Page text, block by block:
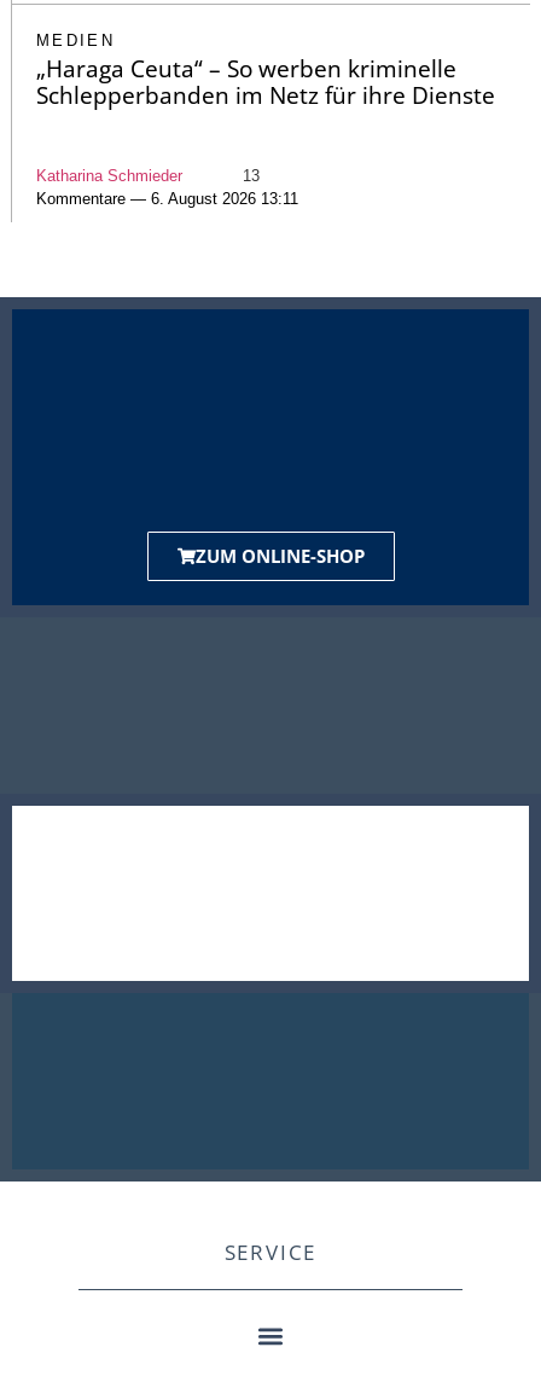
MEDIEN
„Haraga Ceuta“ – So werben kriminelle
Schlepperbanden im Netz für ihre Dienste
Katharina Schmieder
13
Kommentare — 6. August 2026 13:11
ZUM ONLINE-SHOP
SERVICE